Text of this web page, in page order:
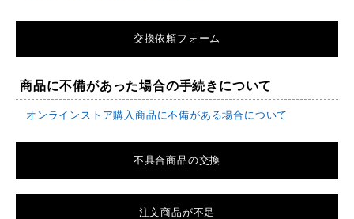
交換依頼フォーム
商品に不備があった場合の手続きについて
オンラインストア購入商品に不備がある場合について
不具合商品の交換
注文商品が不足